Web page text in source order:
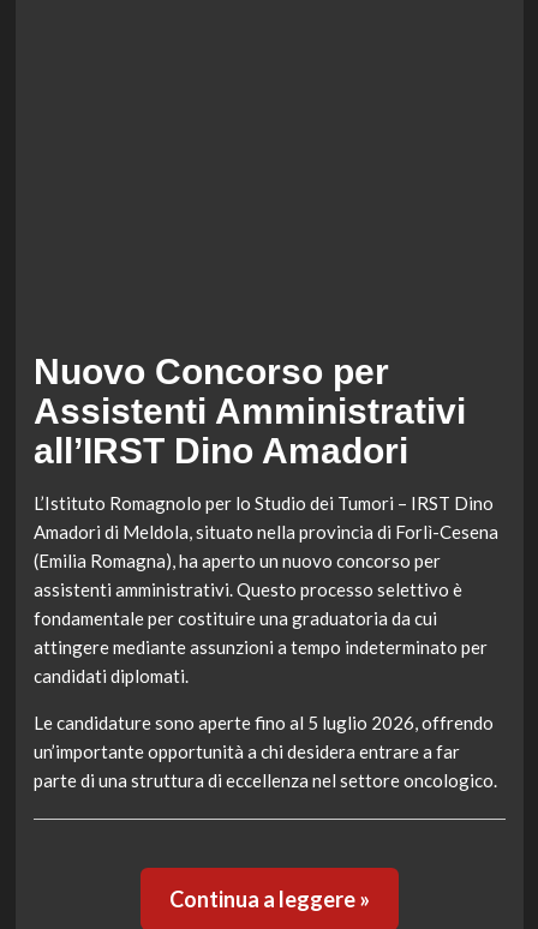
Nuovo Concorso per
Assistenti Amministrativi
all’IRST Dino Amadori
L’Istituto Romagnolo per lo Studio dei Tumori – IRST Dino
Amadori di Meldola, situato nella provincia di Forlì-Cesena
(Emilia Romagna), ha aperto un nuovo concorso per
assistenti amministrativi. Questo processo selettivo è
fondamentale per costituire una graduatoria da cui
attingere mediante assunzioni a tempo indeterminato per
candidati diplomati.
Le candidature sono aperte fino al 5 luglio 2026, offrendo
un’importante opportunità a chi desidera entrare a far
parte di una struttura di eccellenza nel settore oncologico.
Continua a leggere »